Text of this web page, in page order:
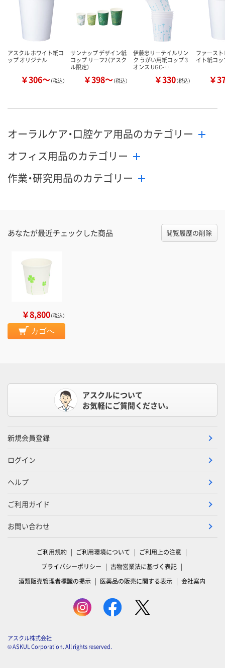
アスクル ホワイト紙コ
ップ オリジナル
￥306～（税込）
サンナップ デザイン紙
コップ リーフ2（アスク
ル限定）
￥398～（税込）
伊藤忠リーテイルリン
ク うがい用紙コップ 3
オンス UGC-…
￥330（税込）
ファース
イト紙コッ
￥
オーラルケア・口腔ケア用品のカテゴリー
オフィス用品のカテゴリー
作業・研究用品のカテゴリー
あなたが最近チェックした商品 閲覧履歴の削除
￥8,800（税込）
カゴへ
アスクルについて
お気軽にご質問ください。
新規会員登録
ログイン
ヘルプ
ご利用ガイド
お問い合わせ
ご利用規約 ご利用環境について
ご利用上の注意
プライバシーポリシー
古物営業法に基づく表記
酒類販売管理者標識の掲示
医薬品の販売に関する表示 会社案内
アスクル株式会社
© ASKUL Corporation. All rights reserved.